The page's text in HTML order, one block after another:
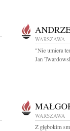
WARSZAWA
"Nie umiera
Jan
WARSZAWA
Z głębokim